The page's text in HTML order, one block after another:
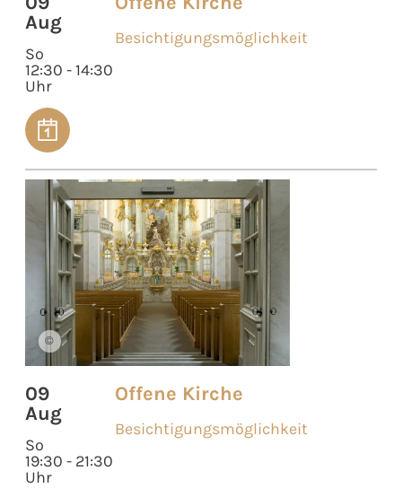
Aug
So
12:30 - 14:30
Uhr
Besichtigungsmöglichkeit
©
09
Aug
So
19:30 - 21:30
Uhr
Offene Kirche
Besichtigungsmöglichkeit